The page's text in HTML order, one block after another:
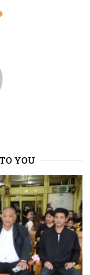
YOU